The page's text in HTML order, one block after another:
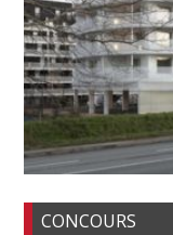
CONCOURS